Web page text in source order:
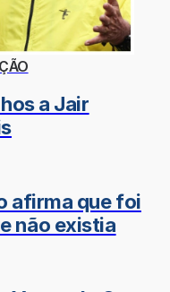
a Jair
afirma que foi
não existia